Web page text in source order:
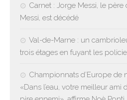
Carnet : Jorge Messi, le père
Messi, est décédé
Val-de-Marne : un
trois étages en fuyant les
Championnats d’Europe de
«Dans l’eau, votre meilleur ami